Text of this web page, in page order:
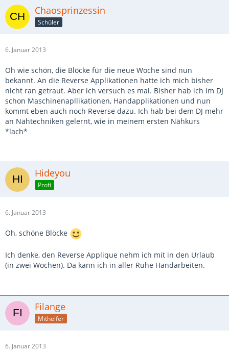
Chaosprinzessin
Schüler
6. Januar 2013
Oh wie schön, die Blöcke für die neue Woche sind nun
bekannt. An die Reverse Applikationen hatte ich mich bisher
nicht ran getraut. Aber ich versuch es mal. Bisher hab ich im DJ
schon Maschinenapllikationen, Handapplikationen und nun
kommt eben auch noch Reverse dazu. Ich hab bei dem DJ mehr
an Nähtechniken gelernt, wie in meinem ersten Nähkurs
*lach*
Hideyou
Profi
6. Januar 2013
Oh, schöne Blöcke
Ich denke, den Reverse Applique nehm ich mit in den Urlaub
(in zwei Wochen). Da kann ich in aller Ruhe Handarbeiten.
Filange
Mithelfer
6. Januar 2013